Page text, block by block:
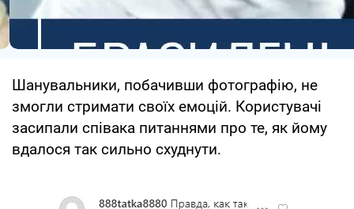
Шанувальники, побачивши фотографію, не
змогли стримати своїх емоцій. Користувачі
засипали співака питаннями про те, як йому
вдалося так сильно схуднути.